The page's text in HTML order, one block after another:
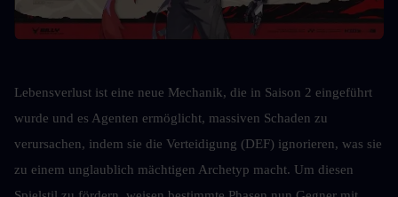
Lebensverlust ist eine neue Mechanik, die in Saison 2 eingeführt
wurde und es Agenten ermöglicht, massiven Schaden zu
verursachen, indem sie die Verteidigung (DEF) ignorieren, was sie
zu einem unglaublich mächtigen Archetyp macht. Um diesen